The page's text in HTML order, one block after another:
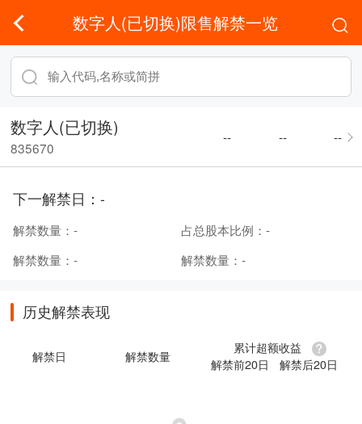
数字人(已切换)限售解禁一览
数字人(已切换)
835670
-- -- --
下一解禁日： -
解禁数量： - 占总股本比例： -
解禁数量： - 解禁数量： -
历史解禁表现
解禁日 解禁数量
累计超额收益
解禁前20日
解禁后20日